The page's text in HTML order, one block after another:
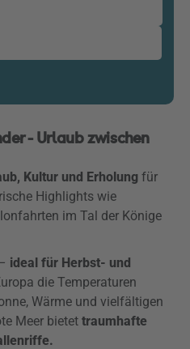
- Urlaub zwischen
Kultur und Erholung für
Highlights wie
im Tal der Könige
ideal für Herbst- und
die Temperaturen
Wärme und vielfältigen
Meer bietet traumhafte